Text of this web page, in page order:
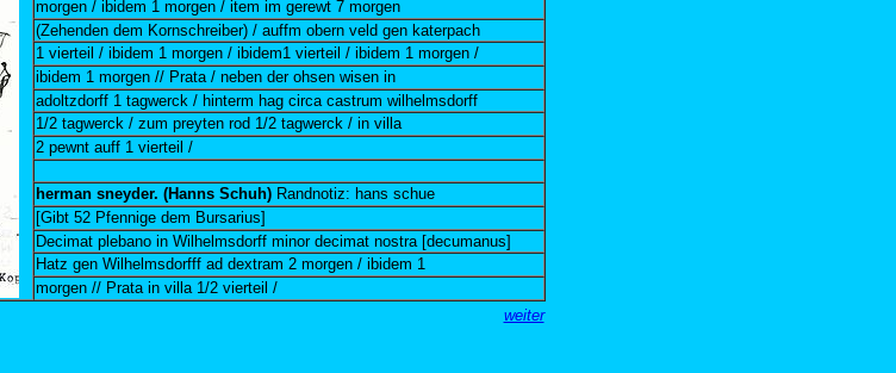
morgen / ibidem 1 morgen / item im gerewt 7 morgen
(Zehenden dem Kornschreiber) / auffm obern veld gen katerpach
1 vierteil / ibidem 1 morgen / ibidem1 vierteil / ibidem 1 morgen /
ibidem 1 morgen // Prata / neben der ohsen wisen in
adoltzdorff 1 tagwerck / hinterm hag circa castrum wilhelmsdorff
1/2 tagwerck / zum preyten rod 1/2 tagwerck / in villa
2 pewnt auff 1 vierteil /
herman sneyder. (Hanns Schuh)Randnotiz: hans schue
[Gibt 52 Pfennige dem Bursarius]
Decimat plebano in Wilhelmsdorff minor decimat nostra [decumanus]
Hatz gen Wilhelmsdorfff ad dextram 2 morgen / ibidem 1
morgen // Prata in villa 1/2 vierteil /
weiter